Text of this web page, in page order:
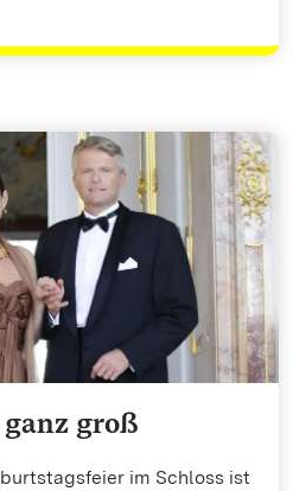
groß
im Schloss ist